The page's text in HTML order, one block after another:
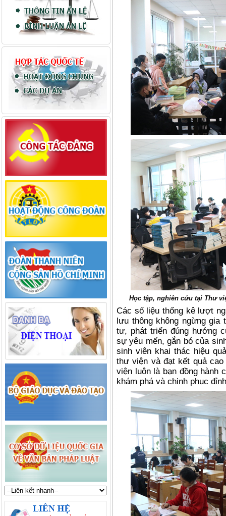
Học tập, nghiên cứu tại Thư
Các số liệu thống kê lượt
lưu thông không ngừng
tư, phát triển đúng hướng
sự yêu mến, gắn bó của
sinh viên khai thác hiệu
thư viện và đạt kết quả
viện luôn là bạn đồng hành
khám phá và chinh phục